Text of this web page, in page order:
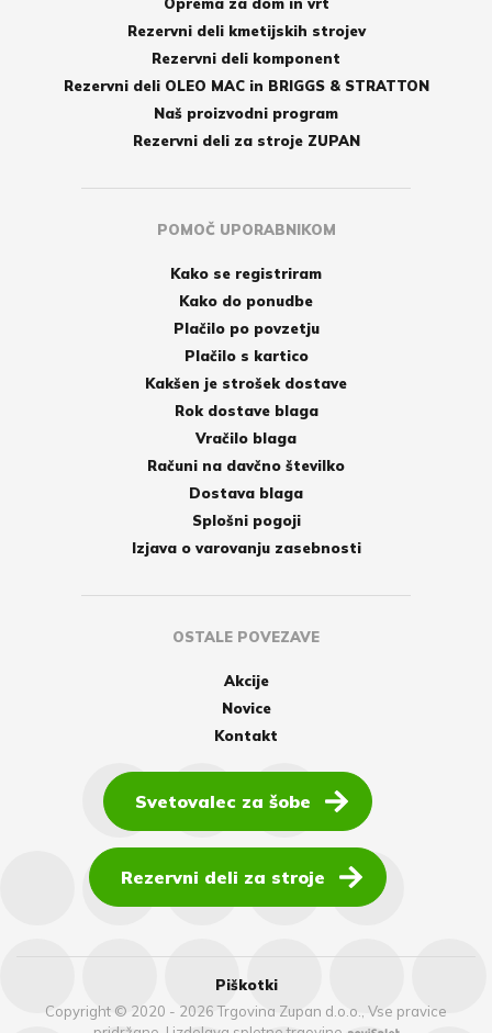
Rezervni deli kmetijskih strojev
Rezervni deli komponent
Rezervni deli OLEO MAC in BRIGGS & STRATTON
Naš proizvodni program
Rezervni deli za stroje ZUPAN
POMOČ UPORABNIKOM
Kako se registriram
Kako do ponudbe
Plačilo po povzetju
Plačilo s kartico
Kakšen je strošek dostave
Rok dostave blaga
Vračilo blaga
Računi na davčno številko
Dostava blaga
Splošni pogoji
Izjava o varovanju zasebnosti
OSTALE POVEZAVE
Akcije
Novice
Kontakt
Svetovalec za šobe
Rezervni deli za stroje
Piškotki
Copyright © 2020 - 2026 Trgovina Zupan d.o.o., Vse pravice